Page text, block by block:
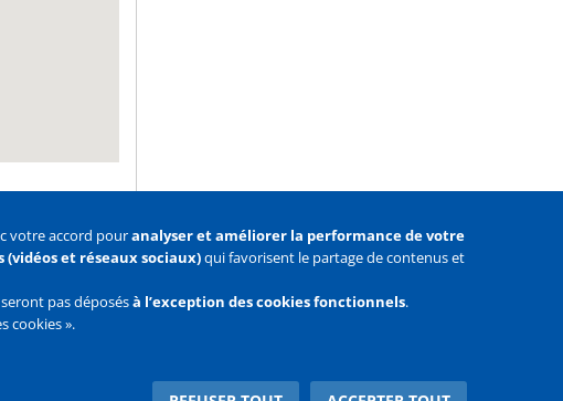
Flux
votre accord pouranalyser et améliorer la performance de votre
et réseaux sociaux)qui favorisent le partage de contenus et
pas déposésà l’exception des cookies fonctionnels.
cookies ».